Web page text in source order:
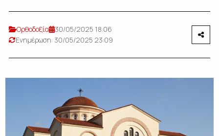
Ορθοδοξία
30/05/2025 18:06
Ενημέρωση: 30/05/2025 23:09